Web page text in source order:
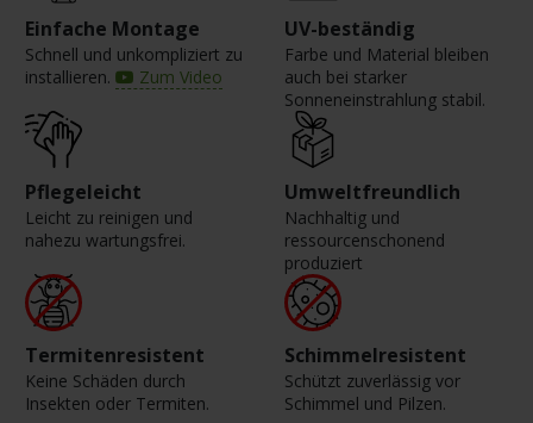
Einfache Montage
Schnell und unkompliziert zu
installieren.
Zum Video
UV-beständig
Farbe und Material bleiben
auch bei starker
Sonneneinstrahlung stabil.
Pflegeleicht
Leicht zu reinigen und
nahezu wartungsfrei.
Umweltfreundlich
Nachhaltig und
ressourcenschonend
produziert
Termitenresistent
Keine Schäden durch
Insekten oder Termiten.
Schimmelresistent
Schützt zuverlässig vor
Schimmel und Pilzen.